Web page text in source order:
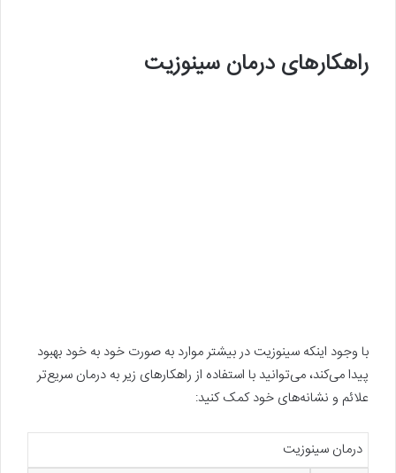
راهکارهای درمان سینوزیت
با وجود اینکه سینوزیت در بیشتر موارد به صورت خود به خود بهبود
پیدا می‌کند، می‌توانید با استفاده از راهکارهای زیر به درمان سریع‌تر
علائم و نشانه‌های خود کمک کنید:
درمان سینوزیت